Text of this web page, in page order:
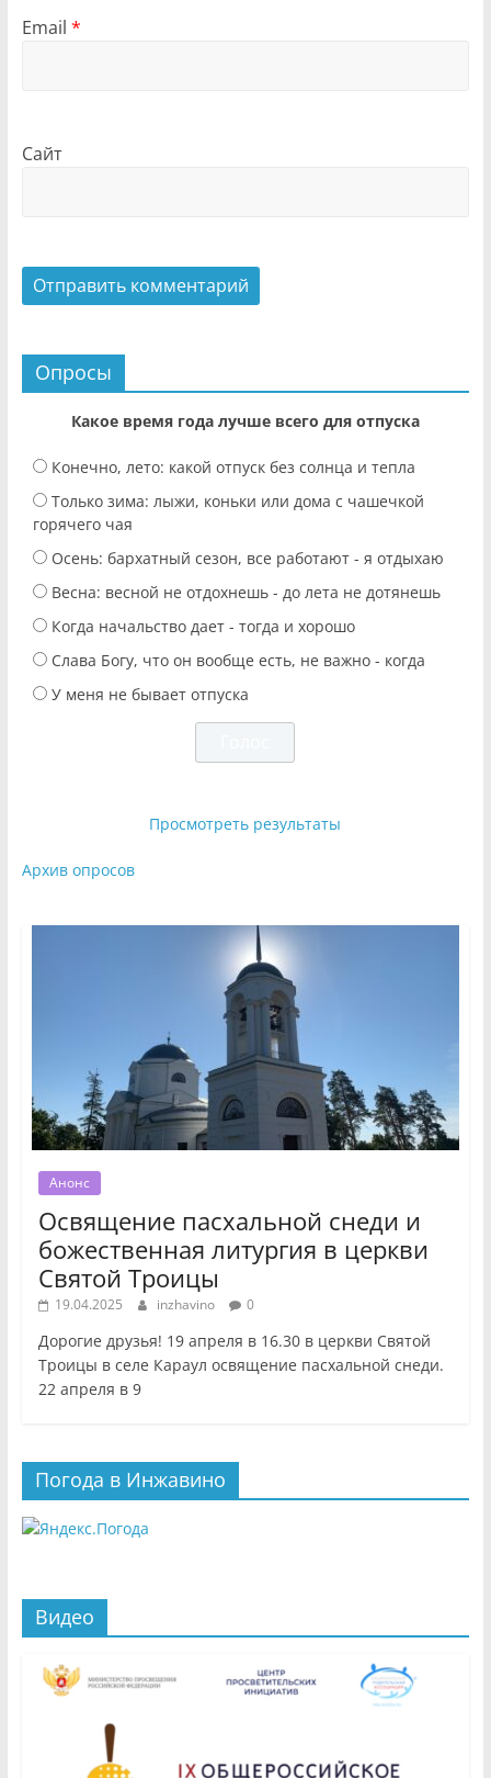
Email *
Сайт
Опросы
Какое время года лучше всего для отпуска
Конечно, лето: какой отпуск без солнца и тепла
Только зима: лыжи, коньки или дома с чашечкой
горячего чая
Осень: бархатный сезон, все работают - я отдыхаю
Весна: весной не отдохнешь - до лета не дотянешь
Когда начальство дает - тогда и хорошо
Слава Богу, что он вообще есть, не важно - когда
У меня не бывает отпуска
Просмотреть результаты
Архив опросов
Анонс
Освящение пасхальной снеди и
божественная литургия в церкви
Святой Троицы
19.04.2025 inzhavino 0
Дорогие друзья! 19 апреля в 16.30 в церкви Святой
Троицы в селе Караул освящение пасхальной снеди.
22 апреля в 9
Погода в Инжавино
Видео